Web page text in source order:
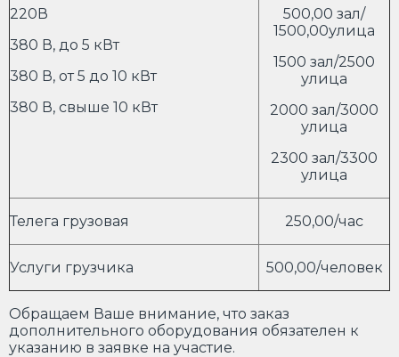
220В
380 В, до 5 кВт
380 В, от 5 до 10 кВт
380 В, свыше 10 кВт
500,00 зал/
1500,00улица
1500 зал/2500
улица
2000 зал/3000
улица
2300 зал/3300
улица
Телега грузовая 250,00/час
Услуги грузчика 500,00/человек
Обращаем Ваше внимание, что заказ
дополнительного оборудования обязателен к
указанию в заявке на участие.